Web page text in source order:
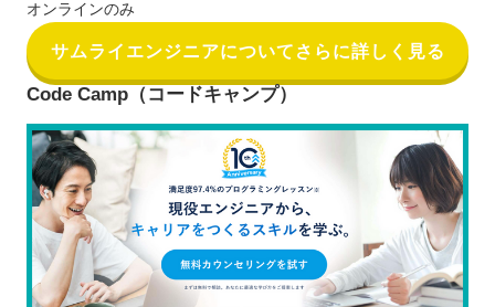
オンラインのみ
サムライエンジニアについてさらに詳しく見る
Code Camp（コードキャンプ）